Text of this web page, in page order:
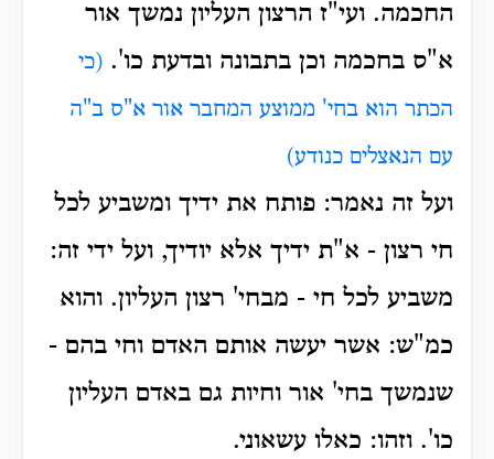
החכמה. ועי"ז הרצון העליון נמשך אור
א"ס בחכמה וכן בתבונה ובדעת כו'. (כי
הכתר הוא בחי' ממוצע המחבר אור א"ס ב"ה
עם הנאצלים כנודע)
ועל זה נאמר: פותח את ידיך ומשביע לכל
חי רצון - א"ת ידיך אלא יודיך, ועל ידי זה:
משביע לכל חי - מבחי' רצון העליון. והוא
כמ"ש: אשר יעשה אותם האדם וחי בהם -
שנמשך בחי' אור וחיות גם באדם העליון
כו'. וזהו: כאלו עשאוני.